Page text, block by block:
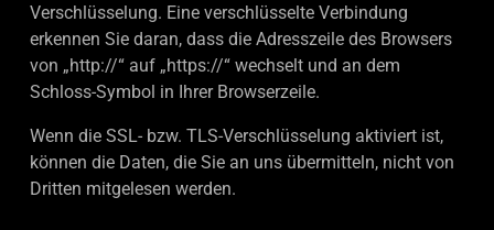
Verschlüsselung. Eine verschlüsselte Verbindung
erkennen Sie daran, dass die Adresszeile des Browsers
von „http://“ auf „https://“ wechselt und an dem
Schloss-Symbol in Ihrer Browserzeile.
Wenn die SSL- bzw. TLS-Verschlüsselung aktiviert ist,
können die Daten, die Sie an uns übermitteln, nicht von
Dritten mitgelesen werden.